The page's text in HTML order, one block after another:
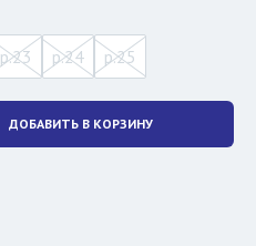
р.23 р.24 р.25
ДОБАВИТЬ В КОРЗИНУ